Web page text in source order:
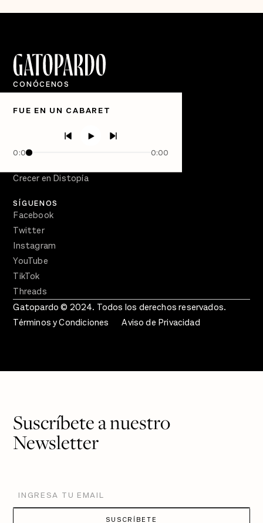
FUE EN UN CABARET
0:00 0:00
CONÓCENOS
Quiénes Somos
Directorio
Semanario Gatopardo
Crecer en Distopía
SÍGUENOS
Facebook
Twitter
Instagram
YouTube
TikTok
Threads
Gatopardo © 2024. Todos los derechos reservados.
Términos y Condiciones
Aviso de Privacidad
Suscríbete a nuestro
Newsletter